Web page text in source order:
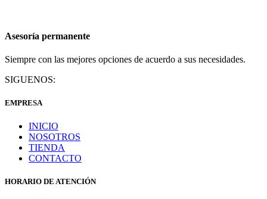
Asesoría permanente
Siempre con las mejores opciones de acuerdo a sus necesidades.
SIGUENOS:
EMPRESA
INICIO
NOSOTROS
TIENDA
CONTACTO
HORARIO DE ATENCIÓN